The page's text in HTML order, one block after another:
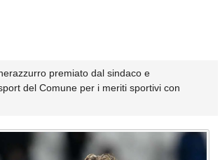
premiato dal sindaco e
del Comune per i meriti sportivi con